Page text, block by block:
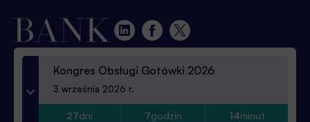
Kongres Obsługi Gotówki 2026
3 września 2026 r.
27dni 7godzin 14minut